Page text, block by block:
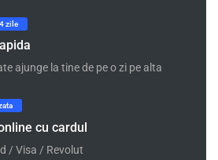
zile
ajunge la tine de pe o zi pe alta
cu cardul
/ Visa / Revolut